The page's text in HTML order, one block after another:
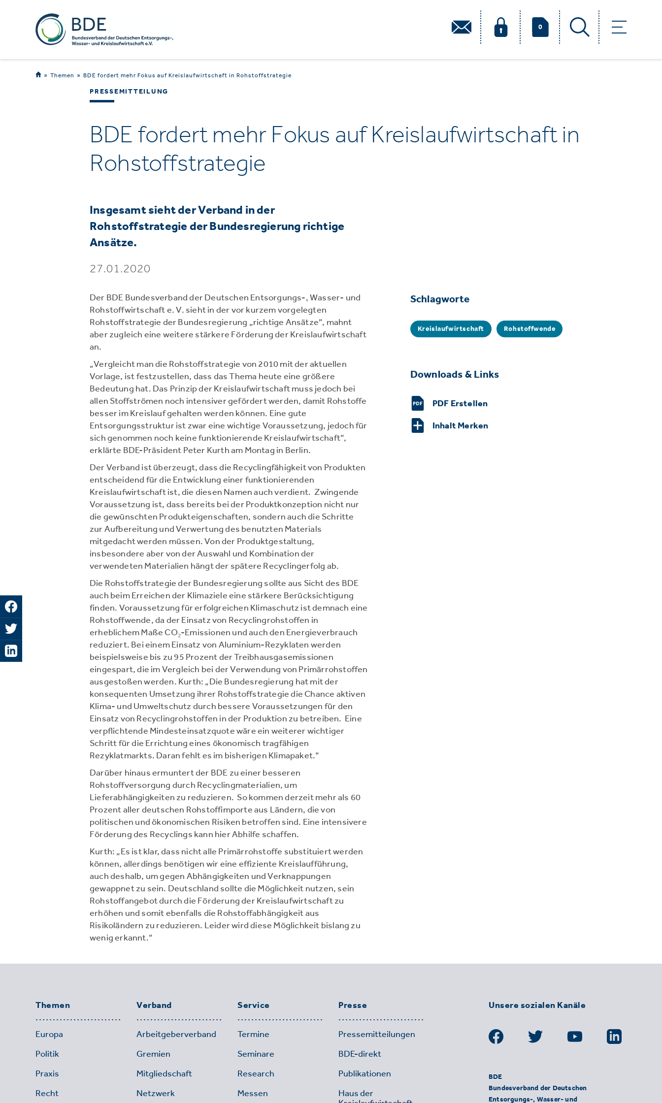
0
Themen BDE fordert mehr Fokus auf Kreislaufwirtschaft in Rohstoffstrategie
PRESSEMITTEILUNG
BDE fordert mehr Fokus auf Kreislaufwirtschaft in
Rohstoffstrategie
Insgesamt sieht der Verband in der
Rohstoffstrategie der Bundesregierung richtige
Ansätze.
27.01.2020
Der BDE Bundesverband der Deutschen Entsorgungs-, Wasser- und
Rohstoffwirtschaft e. V. sieht in der vor kurzem vorgelegten
Rohstoffstrategie der Bundesregierung „richtige Ansätze“, mahnt
aber zugleich eine weitere stärkere Förderung der Kreislaufwirtschaft
an.
„Vergleicht man die Rohstoffstrategie von 2010 mit der aktuellen
Vorlage, ist festzustellen, dass das Thema heute eine größere
Bedeutung hat. Das Prinzip der Kreislaufwirtschaft muss jedoch bei
allen Stoffströmen noch intensiver gefördert werden, damit Rohstoffe
besser im Kreislauf gehalten werden können. Eine gute
Entsorgungsstruktur ist zwar eine wichtige Voraussetzung, jedoch für
sich genommen noch keine funktionierende Kreislaufwirtschaft“,
erklärte BDE-Präsident Peter Kurth am Montag in Berlin.
Der Verband ist überzeugt, dass die Recyclingfähigkeit von Produkten
entscheidend für die Entwicklung einer funktionierenden
Kreislaufwirtschaft ist, die diesen Namen auch verdient. Zwingende
Voraussetzung ist, dass bereits bei der Produktkonzeption nicht nur
die gewünschten Produkteigenschaften, sondern auch die Schritte
zur Aufbereitung und Verwertung des benutzten Materials
mitgedacht werden müssen. Von der Produktgestaltung,
insbesondere aber von der Auswahl und Kombination der
verwendeten Materialien hängt der spätere Recyclingerfolg ab.
Die Rohstoffstrategie der Bundesregierung sollte aus Sicht des BDE
auch beim Erreichen der Klimaziele eine stärkere Berücksichtigung
finden. Voraussetzung für erfolgreichen Klimaschutz ist demnach eine
Rohstoffwende, da der Einsatz von Recyclingrohstoffen in
erheblichem Maße CO₂-Emissionen und auch den Energieverbrauch
reduziert. Bei einem Einsatz von Aluminium-Rezyklaten werden
beispielsweise bis zu 95 Prozent der Treibhausgasemissionen
eingespart, die im Vergleich bei der Verwendung von Primärrohstoffen
ausgestoßen werden. Kurth: „Die Bundesregierung hat mit der
konsequenten Umsetzung ihrer Rohstoffstrategie die Chance aktiven
Klima- und Umweltschutz durch bessere Voraussetzungen für den
Einsatz von Recyclingrohstoffen in der Produktion zu betreiben. Eine
verpflichtende Mindesteinsatzquote wäre ein weiterer wichtiger
Schritt für die Errichtung eines ökonomisch tragfähigen
Rezyklatmarkts. Daran fehlt es im bisherigen Klimapaket.“
Darüber hinaus ermuntert der BDE zu einer besseren
Rohstoffversorgung durch Recyclingmaterialien, um
Lieferabhängigkeiten zu reduzieren. So kommen derzeit mehr als 60
Prozent aller deutschen Rohstoffimporte aus Ländern, die von
politischen und ökonomischen Risiken betroffen sind. Eine intensivere
Förderung des Recyclings kann hier Abhilfe schaffen.
Kurth: „Es ist klar, dass nicht alle Primärrohstoffe substituiert werden
können, allerdings benötigen wir eine effiziente Kreislaufführung,
auch deshalb, um gegen Abhängigkeiten und Verknappungen
gewappnet zu sein. Deutschland sollte die Möglichkeit nutzen, sein
Rohstoffangebot durch die Förderung der Kreislaufwirtschaft zu
erhöhen und somit ebenfalls die Rohstoffabhängigkeit aus
Risikoländern zu reduzieren. Leider wird diese Möglichkeit bislang zu
wenig erkannt.“
Schlagworte
Kreislaufwirtschaft Rohstoffwende
Downloads & Links
PDF Erstellen
Inhalt Merken
Themen
Europa
Politik
Praxis
Recht
Verband
Arbeitgeberverband
Gremien
Mitgliedschaft
Netzwerk
Service
Termine
Seminare
Research
Messen
Presse
Pressemitteilungen
BDE-direkt
Publikationen
Haus der
Unsere sozialen Kanäle
BDE
Bundesverband der Deutschen
Entsorgungs-, Wasser- und